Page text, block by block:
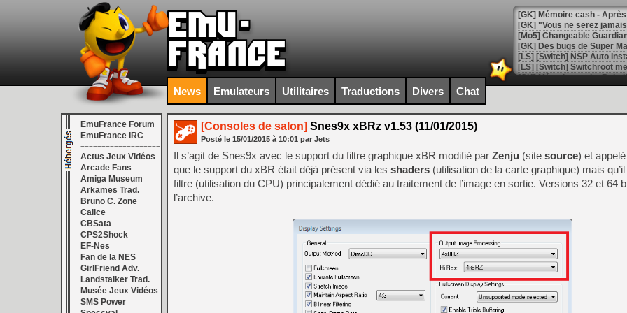
[GK] "Vous ne serez
[Mo5] Changeable
[GK] Des bugs de Super
[LS] [Switch] NSP Auto
[GK] La saga horrifique
[GK] Le portage de Super
[Mo5] Le jeu de course
[GK] Guillermo del Toro
[GK] Mistfall Hunter : déjà
[GK] Wo Long 2 évolue
[GK] Crossfire : un TPS à
[LS] [PS5] Premiers
News Emulateurs Utilitaires Traductions Divers Chat
EmuFrance Forum
EmuFrance IRC
===================
Actus Jeux Vidéos
Arcade Fans
Amiga Museum
Arkames Trad.
Bruno C. Zone
Calice
CBSata
CPS2Shock
EF-Nes
Fan de la NES
GirlFriend Adv.
Landstalker Trad.
Musée Jeux Vidéos
SMS Power
[Consoles de salon] Snes9x xBRz v1.53 (11/01/2015)
Posté le 15/01/2015 à 10:01 par Jets
Il s’agit de Snes9x avec le support du filtre graphique xBR modifié par Zenju (site source) et
que le support du xBR était déjà présent via les shaders (utilisation de la carte graphique) mais qu’il
filtre (utilisation du CPU) principalement dédié au traitement de l’image en sortie. Versions 32 et 64
l’archive.